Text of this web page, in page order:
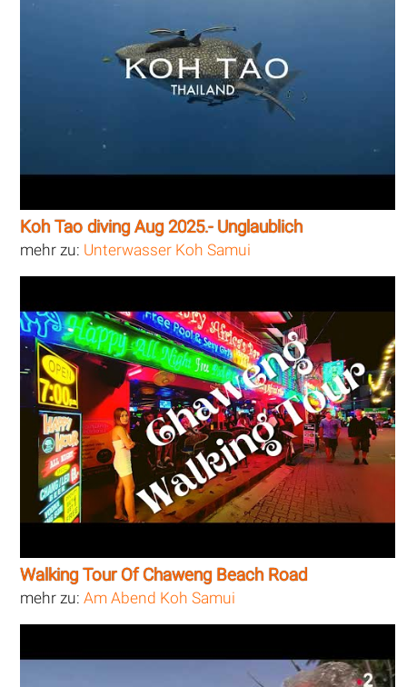
Koh Tao diving Aug 2025.- Unglaublich
mehr zu: Unterwasser Koh Samui
Walking Tour Of Chaweng Beach Road
mehr zu:Am Abend Koh Samui